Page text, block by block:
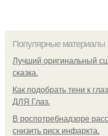
Популярные материалы
Лучший оригинальный
сказка.
Как подобрать тени к
ДЛЯ Глаз.
В роспотребнадзоре
снизить риск инфаркта.